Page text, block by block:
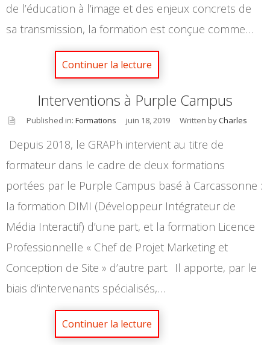
de l’éducation à l’image et des enjeux concrets de
sa transmission, la formation est conçue comme…
Interventions à Purple Campus
e
Published in: Formations juin 18, 2019 Written byCharles
Depuis 2018, le GRAPh intervient au titre de
formateur dans le cadre de deux formations
portées par le Purple Campus basé à Carcassonne :
la formation DIMI (Développeur Intégrateur de
Média Interactif) d’une part, et la formation Licence
Professionnelle « Chef de Projet Marketing et
Conception de Site » d’autre part. Il apporte, par le
biais d’intervenants spécialisés,…